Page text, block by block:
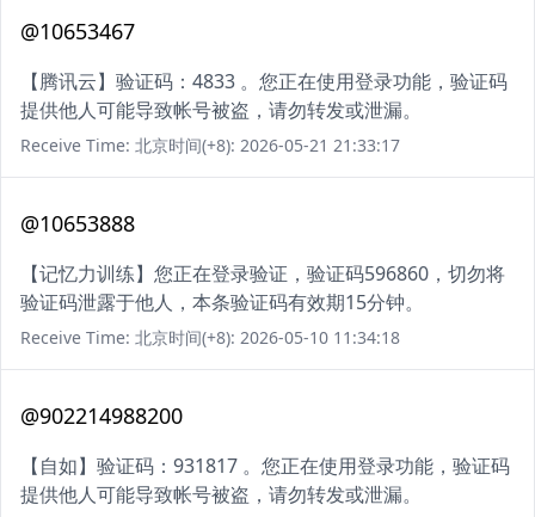
@10653467
【腾讯云】验证码：4833 。您正在使用登录功能，验证码
提供他人可能导致帐号被盗，请勿转发或泄漏。
Receive Time: 北京时间(+8): 2026-05-21 21:33:17
@10653888
【记忆力训练】您正在登录验证，验证码596860，切勿将
验证码泄露于他人，本条验证码有效期15分钟。
Receive Time: 北京时间(+8): 2026-05-10 11:34:18
@902214988200
【自如】验证码：931817 。您正在使用登录功能，验证码
提供他人可能导致帐号被盗，请勿转发或泄漏。